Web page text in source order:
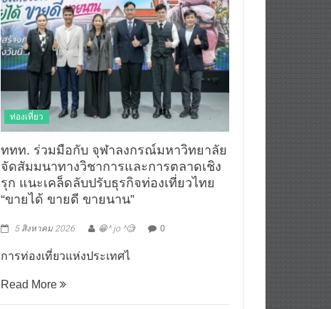
ท่องเที่ยว
ททท. ร่วมมือกับ จุฬาลงกรณ์มหาวิทยาลัย
จัดสัมมนาทางวิชาการและการตลาดเชิง
รุก แนะเคล็ดลับปรับธุรกิจท่องเที่ยวไทย
“ขายได้ ขายดี ขายนาน”
5 สิงหาคม 2026 😁^ jo ^🧐 0
การท่องเที่ยวแห่งประเทศไ
Read More